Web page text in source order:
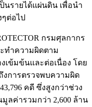
นรายได้แผ่นดิน เพื่อนำ
ต่อไป
กรมศุลกากร
ทำความผิดตาม
ข้มข้นและต่อเนื่อง โดย
การตรวจพบความผิด
คดี ซึ่งสูงกว่าช่วง
ลค่ารวมกว่า 2,600 ล้าน